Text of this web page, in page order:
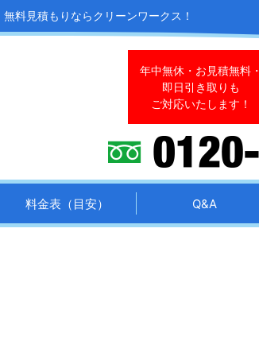
無料見積もりならクリーンワークス！
年中無休・お見積無料・
即日引き取りも
ご対応いたします！
料金表（目安） Q&A